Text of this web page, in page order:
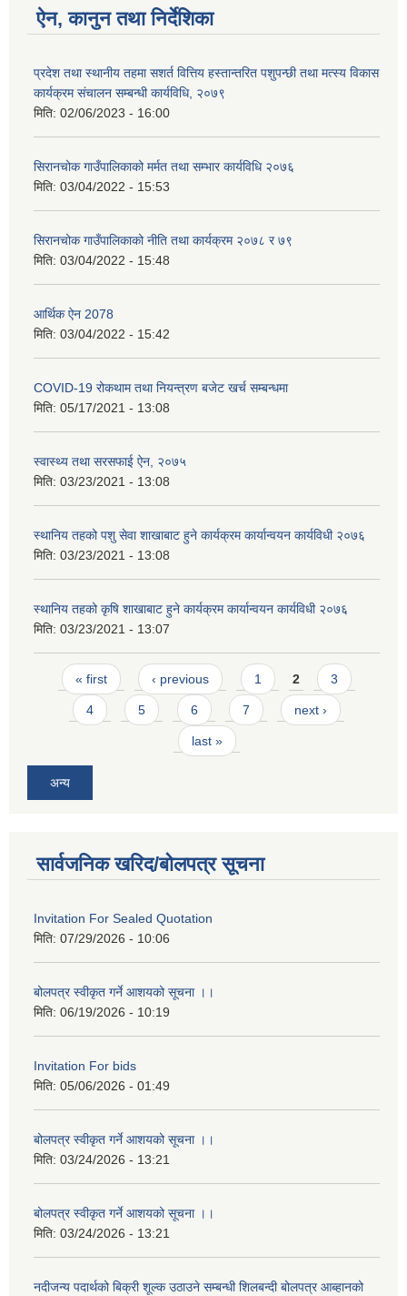
ऐन, कानुन तथा निर्देशिका
प्रदेश तथा स्थानीय तहमा सशर्त वित्तिय हस्तान्तरित पशुपन्छी तथा मत्स्य विकास
कार्यक्रम संचालन सम्बन्धी कार्यविधि, २०७९
मिति: 02/06/2023 - 16:00
सिरानचोक गाउँपालिकाको मर्मत तथा सम्भार कार्यविधि २०७६
मिति: 03/04/2022 - 15:53
सिरानचोक गाउँपालिकाको नीति तथा कार्यक्रम २०७८ र ७९
मिति: 03/04/2022 - 15:48
आर्थिक ऐन 2078
मिति: 03/04/2022 - 15:42
COVID-19 रोकथाम तथा नियन्त्रण बजेट खर्च सम्बन्धमा
मिति: 05/17/2021 - 13:08
स्वास्थ्य तथा सरसफाई ऐन, २०७५
मिति: 03/23/2021 - 13:08
स्थानिय तहको पशु सेवा शाखाबाट हुने कार्यक्रम कार्यान्वयन कार्यविधी २०७६
मिति: 03/23/2021 - 13:08
स्थानिय तहको कृषि शाखाबाट हुने कार्यक्रम कार्यान्वयन कार्यविधी २०७६
मिति: 03/23/2021 - 13:07
Pages
« first ‹ previous 1 2 3
4 5 6 7 next ›
last »
अन्य
सार्वजनिक खरिद/बोलपत्र सूचना
Invitation For Sealed Quotation
मिति: 07/29/2026 - 10:06
बोलपत्र स्वीकृत गर्ने आशयको सूचना ।।
मिति: 06/19/2026 - 10:19
Invitation For bids
मिति: 05/06/2026 - 01:49
बोलपत्र स्वीकृत गर्ने आशयको सूचना ।।
मिति: 03/24/2026 - 13:21
बोलपत्र स्वीकृत गर्ने आशयको सूचना ।।
मिति: 03/24/2026 - 13:21
नदीजन्य पदार्थको बिक्री शूल्क उठाउने सम्बन्धी शिलबन्दी बोलपत्र आब्हानको